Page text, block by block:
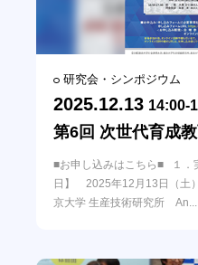
研究会・シンポジウム
2025.12.13 14:00-
第6回 次世代育成
■お申し込みはこちら■ １．
日】 2025年12月13日（
京大学 生産技術研究所 An...